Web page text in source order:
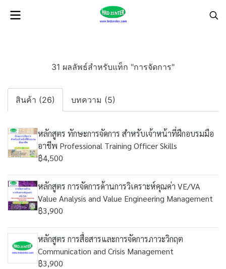
31 ผลลัพธ์สำหรับแท็ก "การจัดการ"
สินค้า (26) บทความ (5)
หลักสูตร ทักษะการจัดการ สำหรับเจ้าหน้าที่ฝึกอบรมมือ
อาชีพ Professional Training Officer Skills
฿4,500
หลักสูตร การจัดการด้านการวิเคราะห์คุณค่า VE/VA
Value Analysis and Value Engineering Management
฿3,900
หลักสูตร การสื่อสารและการจัดการภาวะวิกฤต
Communication and Crisis Management
฿3,900